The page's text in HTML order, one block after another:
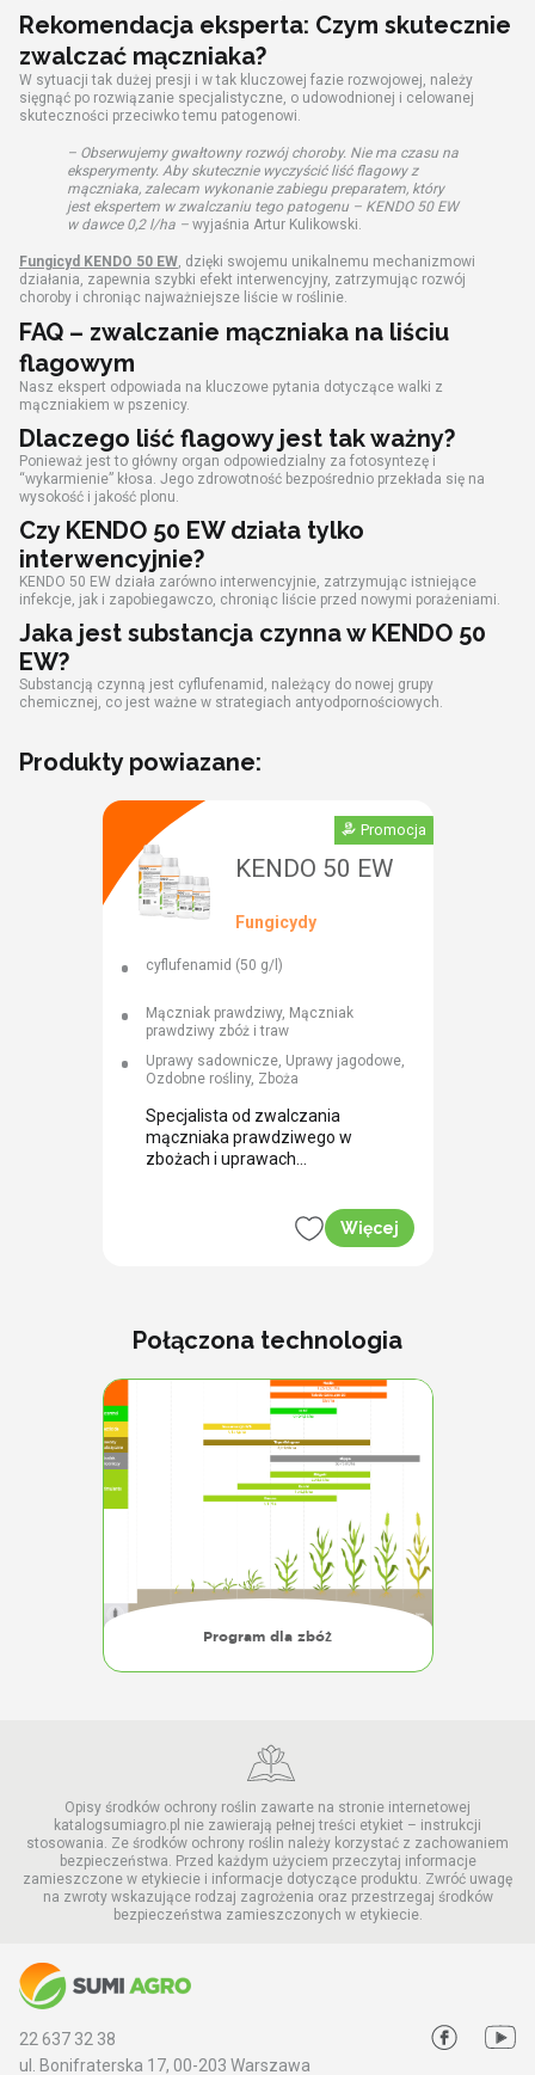
Rekomendacja eksperta: Czym skutecznie
zwalczać mączniaka?
W sytuacji tak dużej presji i w tak kluczowej fazie rozwojowej, należy
sięgnąć po rozwiązanie specjalistyczne, o udowodnionej i celowanej
skuteczności przeciwko temu patogenowi.
– Obserwujemy gwałtowny rozwój choroby. Nie ma czasu na
eksperymenty. Aby skutecznie wyczyścić liść flagowy z
mączniaka, zalecam wykonanie zabiegu preparatem, który
jest ekspertem w zwalczaniu tego patogenu – KENDO 50 EW
w dawce 0,2 l/ha – wyjaśnia Artur Kulikowski.
Fungicyd KENDO 50 EW, dzięki swojemu unikalnemu mechanizmowi
działania, zapewnia szybki efekt interwencyjny, zatrzymując rozwój
choroby i chroniąc najważniejsze liście w roślinie.
FAQ – zwalczanie mączniaka na liściu
flagowym
Nasz ekspert odpowiada na kluczowe pytania dotyczące walki z
mączniakiem w pszenicy.
Dlaczego liść flagowy jest tak ważny?
Ponieważ jest to główny organ odpowiedzialny za fotosyntezę i
“wykarmienie” kłosa. Jego zdrowotność bezpośrednio przekłada się na
wysokość i jakość plonu.
Czy KENDO 50 EW działa tylko
interwencyjnie?
KENDO 50 EW działa zarówno interwencyjnie, zatrzymując istniejące
infekcje, jak i zapobiegawczo, chroniąc liście przed nowymi porażeniami.
Jaka jest substancja czynna w KENDO 50
EW?
Substancją czynną jest cyflufenamid, należący do nowej grupy
chemicznej, co jest ważne w strategiach antyodpornościowych.
Produkty powiazane:
Promocja
KENDO 50 EW
Fungicydy
cyflufenamid (50 g/l)
Mączniak prawdziwy, Mączniak
prawdziwy zbóż i traw
Uprawy sadownicze, Uprawy jagodowe,
Ozdobne rośliny, Zboża
Specjalista od zwalczania
mączniaka prawdziwego w
zbożach i uprawach
Więcej
Połączona technologia
Program dla zbóż
Opisy środków ochrony roślin zawarte na stronie internetowej
katalogsumiagro.pl nie zawierają pełnej treści etykiet – instrukcji
stosowania. Ze środków ochrony roślin należy korzystać z zachowaniem
bezpieczeństwa. Przed każdym użyciem przeczytaj informacje
zamieszczone w etykiecie i informacje dotyczące produktu. Zwróć uwagę
na zwroty wskazujące rodzaj zagrożenia oraz przestrzegaj środków
bezpieczeństwa zamieszczonych w etykiecie.
22 637 32 38
ul. Bonifraterska 17, 00-203 Warszawa